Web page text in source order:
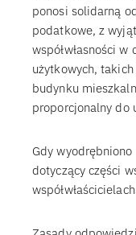
ponosi solidarną
podatkowe, z
współwłasności w
użytkowych,
budynku
proporcjonalny do
Gdy
dotyczący części